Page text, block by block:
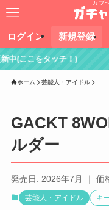
カプ
ログイン 新規登録
！)
ホーム 芸能人・アイドル
GACKT
ルダー
発売日: 2026年7月 ｜ 価
芸能人・アイドル キ